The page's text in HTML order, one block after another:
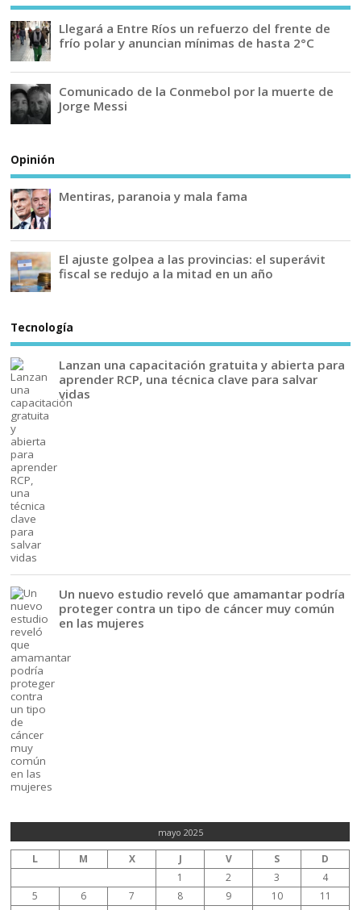
Llegará a Entre Ríos un refuerzo del frente de
frío polar y anuncian mínimas de hasta 2°C
Comunicado de la Conmebol por la muerte de
Jorge Messi
Opinión
Mentiras, paranoia y mala fama
El ajuste golpea a las provincias: el superávit
fiscal se redujo a la mitad en un año
Tecnología
Lanzan una capacitación gratuita y abierta para
aprender RCP, una técnica clave para salvar
vidas
Un nuevo estudio reveló que amamantar podría
proteger contra un tipo de cáncer muy común
en las mujeres
mayo 2025
L M X J V S
D
1
2 3
4
5
6 7 8 9 10
11